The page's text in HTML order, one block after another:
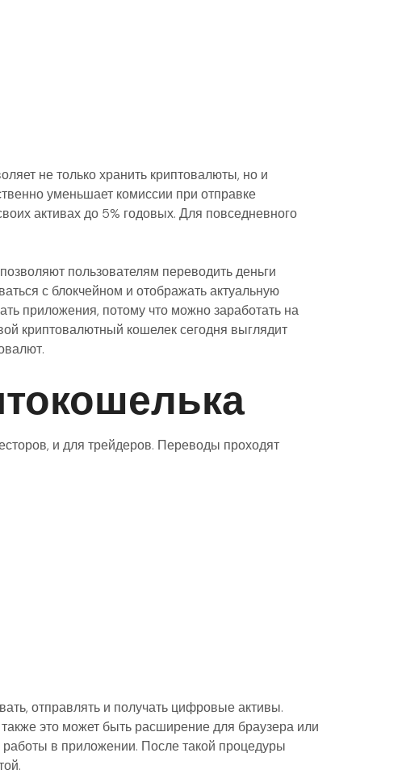
не только хранить криптовалюты, но и
уменьшает комиссии при отправке
активах до 5% годовых. Для повседневного
пользователям переводить деньги
с блокчейном и отображать актуальную
приложения, потому что можно заработать на
криптовалютный кошелек сегодня выглядит
и для трейдеров. Переводы проходят
отправлять и получать цифровые активы.
это может быть расширение для браузера или
в приложении. После такой процедуры